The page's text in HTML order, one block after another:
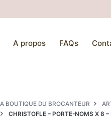
A propos FAQs
BOUTIQUE DU BROCANTEUR
CHRISTOFLE – PORTE-NOMS X 8